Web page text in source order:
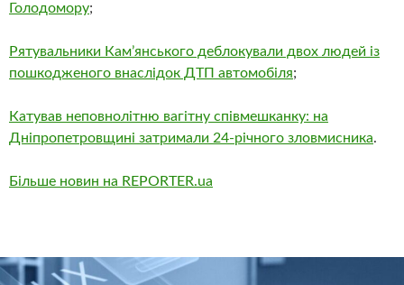
Голодомору;
Рятувальники Камʼянського деблокували двох людей із
пошкодженого внаслідок ДТП автомобіля;
Катував неповнолітню вагітну співмешканку: на
Дніпропетровщині затримали 24-річного зловмисника.
Більше новин на REPORTER.ua